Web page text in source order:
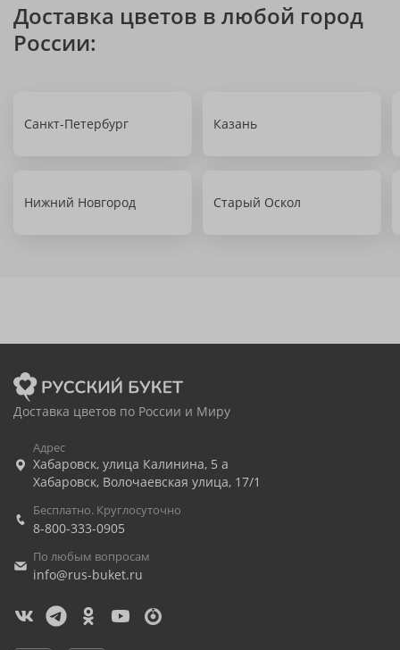
Доставка цветов в любой город
России:
Санкт-Петербург Казань
Нижний Новгород Старый Оскол
Доставка цветов по России и Миру
Адрес
Хабаровск, улица Калинина, 5 а
Хабаровск, Волочаевская улица, 17/1
Бесплатно. Круглосуточно
8-800-333-0905
По любым вопросам
info@rus-buket.ru